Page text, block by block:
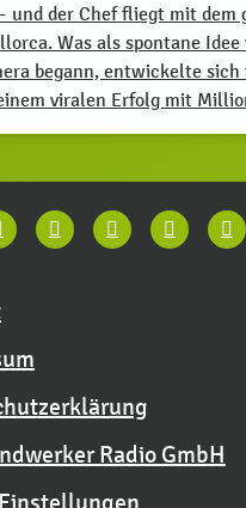
und der Chef fliegt mit dem
Was als spontane Idee
begann, entwickelte sich
viralen Erfolg mit
Radio GmbH